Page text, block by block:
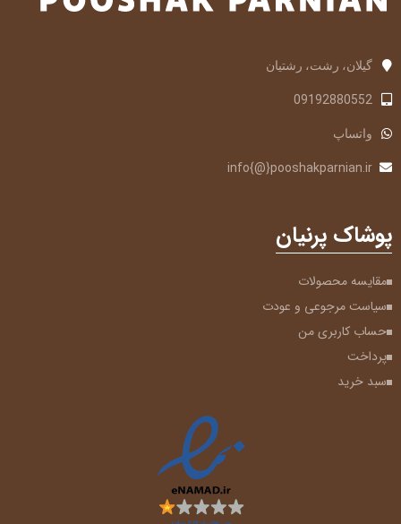
گیلان، رشت، رشتیان
09192880552
واتساپ
info{@}pooshakparnian.ir
پوشاک پرنیان
مقایسه محصولات
سیاست مرجوعی و عودت
حساب کاربری من
پرداخت
سبد خرید